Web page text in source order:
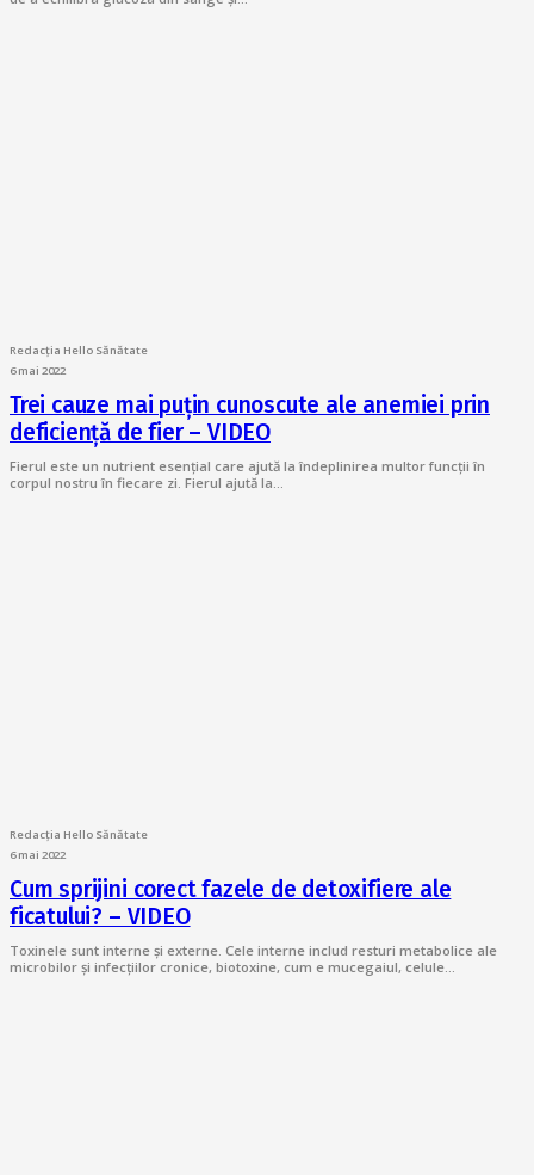
Redacția Hello Sănătate
6 mai 2022
Trei cauze mai puțin cunoscute ale anemiei prin
deficiență de fier – VIDEO
Fierul este un nutrient esențial care ajută la îndeplinirea multor funcții în
corpul nostru în fiecare zi. Fierul ajută la…
Redacția Hello Sănătate
6 mai 2022
Cum sprijini corect fazele de detoxifiere ale
ficatului? – VIDEO
Toxinele sunt interne și externe. Cele interne includ resturi metabolice ale
microbilor și infecțiilor cronice, biotoxine, cum e mucegaiul, celule…